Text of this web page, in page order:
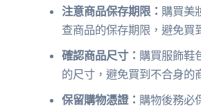
注意商品保存期限： 購買美
查商品的保存期限，避免買
確認商品尺寸： 購買服飾鞋
的尺寸，避免買到不合身的
保留購物憑證： 購物後務必